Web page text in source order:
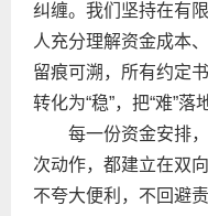
纠缠。我们坚持在有
人充分理解资金成本
留痕可溯，所有约定
转化为“稳”，把“难”落
每一份资金安排
次动作，都建立在双
不夸大便利，不回避